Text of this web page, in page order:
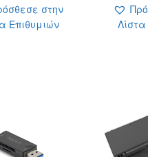
στην
Επιθυμιών